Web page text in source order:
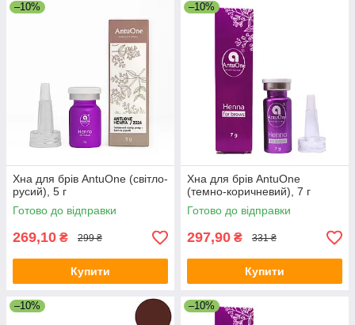
–10%
Хна для брів AntuOne (світло-
русий), 5 г
Готово до відправки
269,10 ₴ 299 ₴
Купити
–10%
Хна для брів AntuOne
(темно-коричневий), 7 г
Готово до відправки
297,90 ₴ 331 ₴
Купити
–10% –10%